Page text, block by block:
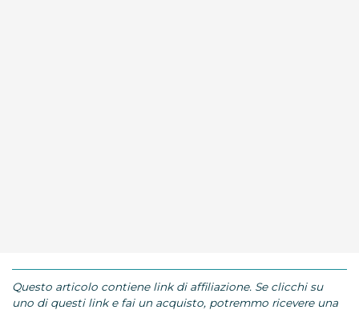
Questo articolo contiene link di affiliazione. Se clicchi su
uno di questi link e fai un acquisto, potremmo ricevere una